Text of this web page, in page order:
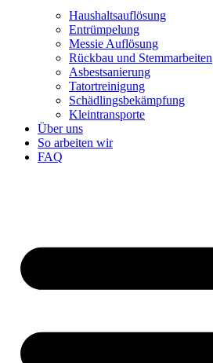
Haushaltsauflösung
Entrümpelung
Messie Auflösung
Rückbau und Stemmarbeiten
Asbestsanierung
Tatortreinigung
Schädlingsbekämpfung
Kleintransporte
Über uns
So arbeiten wir
FAQ